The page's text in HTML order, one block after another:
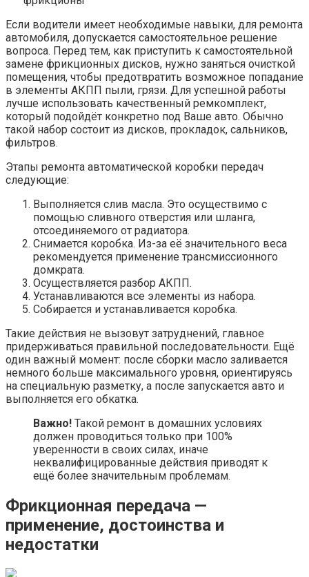
Если водители имеет необходимые навыки, для ремонта
автомобиля, допускается самостоятельное решение
вопроса. Перед тем, как приступить к самостоятельной
замене фрикционных дисков, нужно заняться очисткой
помещения, чтобы предотвратить возможное попадание
в элементы АКПП пыли, грязи. Для успешной работы
лучше использовать качественный ремкомплект,
который подойдёт конкретно под Ваше авто. Обычно
такой набор состоит из дисков, прокладок, сальников,
фильтров.
Этапы ремонта автоматической коробки передач
следующие:
Выполняется слив масла. Это осуществимо с
помощью сливного отверстия или шланга,
отсоединяемого от радиатора.
Снимается коробка. Из-за её значительного веса
рекомендуется применение трансмиссионного
домкрата.
Осуществляется разбор АКПП.
Устанавливаются все элементы из набора.
Собирается и устанавливается коробка.
Такие действия не вызовут затруднений, главное
придерживаться правильной последовательности. Ещё
один важный момент: после сборки масло заливается
немного больше максимального уровня, ориентируясь
на специальную разметку, а после запускается авто и
выполняется его обкатка.
Важно! Такой ремонт в домашних условиях
должен проводиться только при 100%
уверенности в своих силах, иначе
неквалифицированные действия приводят к
ещё более значительным проблемам.
Фрикционная передача —
применение, достоинства и
недостатки